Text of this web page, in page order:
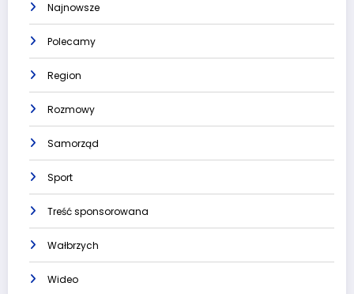
Najnowsze
Polecamy
Region
Rozmowy
Samorząd
Sport
Treść sponsorowana
Wałbrzych
Wideo